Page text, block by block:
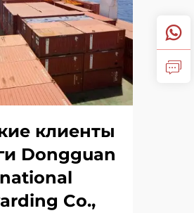
клиенты
Dongguan
Co.,